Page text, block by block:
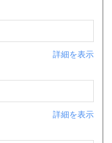
詳細を表示
詳細を表示